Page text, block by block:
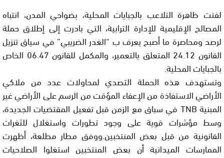
لفتت ظاهرة التلاعب بالجبايات المحلية، بضواحي المدن، انتباه
المصالح الإقليمية للإدارة الترابية، التي بادرت إلى إطلاق حملة
لرصد ومحاصرة ما أصبح يعرف ب “الغدر الضريبي” في سياق تنزيل
القانون 24.12 المتعلق بالتعمير، والمكمل للقانون 06.47 الخاص
بالجبايات المحلية.
وتستهدف هذه الحملة التصدي لمحاولات عدد من ملاكي
الأراضي الاستفاذة من الإعفاء المؤقت من الرسم على الأراضي غير
المبنية TNB في سباق مع الزمن قبل تفعيل المقتضيات الجديدة،
وسط مؤشرات قوية على وجود تطورات واستغلال للثغرات
القانونية من قبل بعض المنتخبين.ووفق مطار مطلعة، أظهرت
الممارسات الميدانية أن بعض المنتخبين استغلوا الصلاحيات